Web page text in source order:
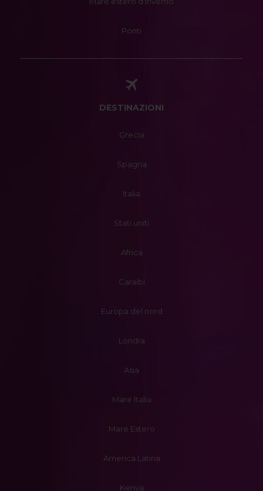
Ponti
DESTINAZIONI
Grecia
Spagna
Italia
Stati uniti
Africa
Caraibi
Europa del nord
Londra
Asia
Mare Italia
Mare Estero
America Latina
Kenya